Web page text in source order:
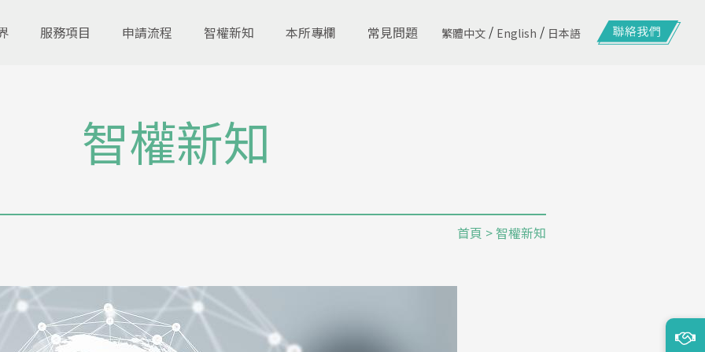
服務項目 申請流程 智權新知 本所專欄 常見問題 繁體中文 / English / 日本語
智權新知
首頁 > 智權新知